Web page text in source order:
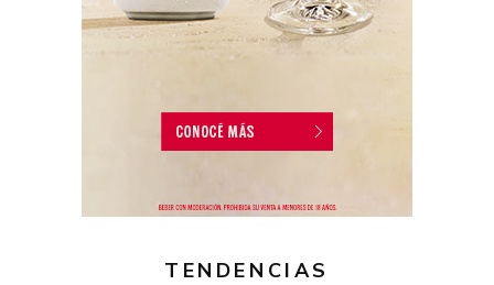
TENDENCIAS